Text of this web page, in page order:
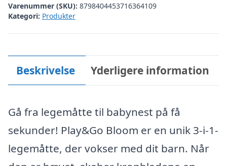
Varenummer (SKU): 8798404453716364109
Kategori: Produkter
Beskrivelse Yderligere information
Gå fra legemåtte til babynest på få
sekunder! Play&Go Bloom er en unik 3-i-1-
legemåtte, der vokser med dit barn. Når